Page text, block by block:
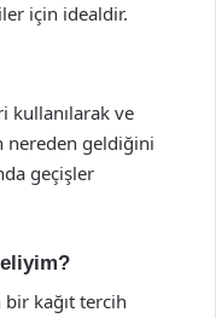
için idealdir.
kullanılarak ve
nereden geldiğini
geçişler
kağıt tercih